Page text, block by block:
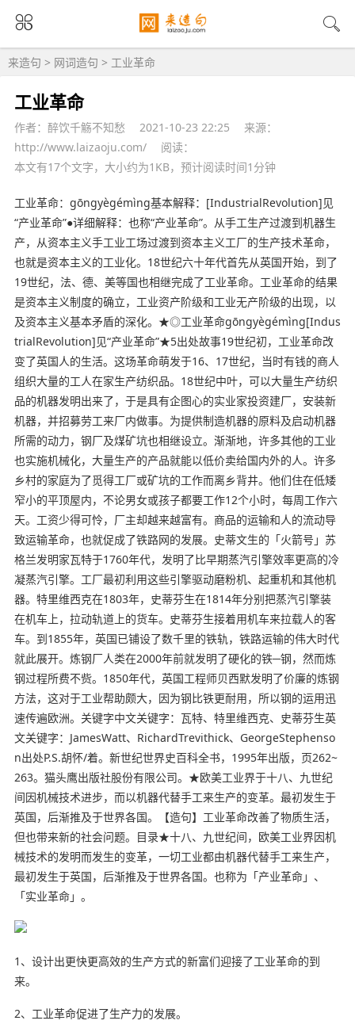
来造句 > 网词造句 > 工业革命
工业革命
作者：醉饮千觞不知愁 2021-10-23 22:25
来源：
http://www.laizaoju.com/
阅读：
本文有17个文字，大小约为1KB，预计阅读时间1分钟
工业革命：gōngyègémìng基本解释：[IndustrialRevolution]见
“产业革命”●详细解释：也称“产业革命”。从手工生产过渡到机器生
产，从资本主义手工业工场过渡到资本主义工厂的生产技术革命，
也就是资本主义的工业化。18世纪六十年代首先从英国开始，到了
19世纪，法、德、美等国也相继完成了工业革命。工业革命的结果
是资本主义制度的确立，工业资产阶级和工业无产阶级的出现，以
及资本主义基本矛盾的深化。★◎工业革命gōngyègémìng[Indus
trialRevolution]见“产业革命”★5出处故事19世纪初，工业革命改
变了英国人的生活。这场革命萌发于16、17世纪，当时有钱的商人
组织大量的工人在家生产纺织品。18世纪中叶，可以大量生产纺织
品的机器发明出来了，于是具有企图心的实业家投资建厂，安装新
机器，并招募劳工来厂内做事。为提供制造机器的原料及启动机器
所需的动力，钢厂及煤矿坑也相继设立。渐渐地，许多其他的工业
也实施机械化，大量生产的产品就能以低价卖给国内外的人。许多
乡村的家庭为了觅得工厂或矿坑的工作而离乡背井。他们住在低矮
窄小的平顶屋内，不论男女或孩子都要工作12个小时，每周工作六
天。工资少得可怜，厂主却越来越富有。商品的运输和人的流动导
致运输革命，也就促成了铁路网的发展。史蒂文生的「火箭号」苏
格兰发明家瓦特于1760年代，发明了比早期蒸汽引擎效率更高的冷
凝蒸汽引擎。工厂最初利用这些引擎驱动磨粉机、起重机和其他机
器。特里维西克在1803年，史蒂芬生在1814年分别把蒸汽引擎装
在机车上，拉动轨道上的货车。史蒂芬生接着用机车来拉载人的客
车。到1855年，英国已铺设了数千里的铁轨，铁路运输的伟大时代
就此展开。炼钢厂人类在2000年前就发明了硬化的铁─钢，然而炼
钢过程所费不赀。1850年代，英国工程师贝西默发明了价廉的炼钢
方法，这对于工业帮助颇大，因为钢比铁更耐用，所以钢的运用迅
速传遍欧洲。关键字中文关键字：瓦特、特里维西克、史蒂芬生英
文关键字：JamesWatt、RichardTrevithick、GeorgeStephenso
n出处P.S.胡怀/着。新世纪世界史百科全书，1995年出版，页262~
263。猫头鹰出版社股份有限公司。★欧美工业界于十八、九世纪
间因机械技术进步，而以机器代替手工来生产的变革。最初发生于
英国，后渐推及于世界各国。【造句】工业革命改善了物质生活，
但也带来新的社会问题。目录★十八、九世纪间，欧美工业界因机
械技术的发明而发生的变革，一切工业都由机器代替手工来生产，
最初发生于英国，后渐推及于世界各国。也称为「产业革命」、
「实业革命」。
1、设计出更快更高效的生产方式的新富们迎接了工业革命的到
来。
2、工业革命促进了生产力的发展。